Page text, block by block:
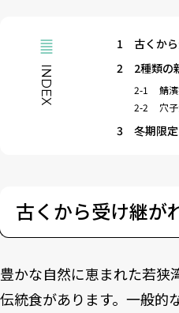
INDEX
1
古くか
2
2種類の
2-1
鯖
2-2
穴
3 冬期限
古くから受け継が
豊かな自然に恵まれた若狭
伝統食があります。一般的